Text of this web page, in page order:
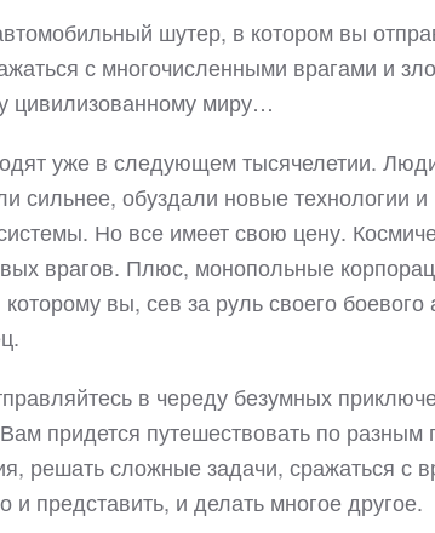
шутер, в котором вы
с многочисленными врагами и
цивилизованному миру…
уже в следующем тысячелетии.
сильнее, обуздали новые технологии и
Но все имеет свою цену.
врагов. Плюс, монопольные
вы, сев за руль своего
в череду безумных
придется путешествовать по
решать сложные задачи, сражаться с
и представить, и делать многое другое.